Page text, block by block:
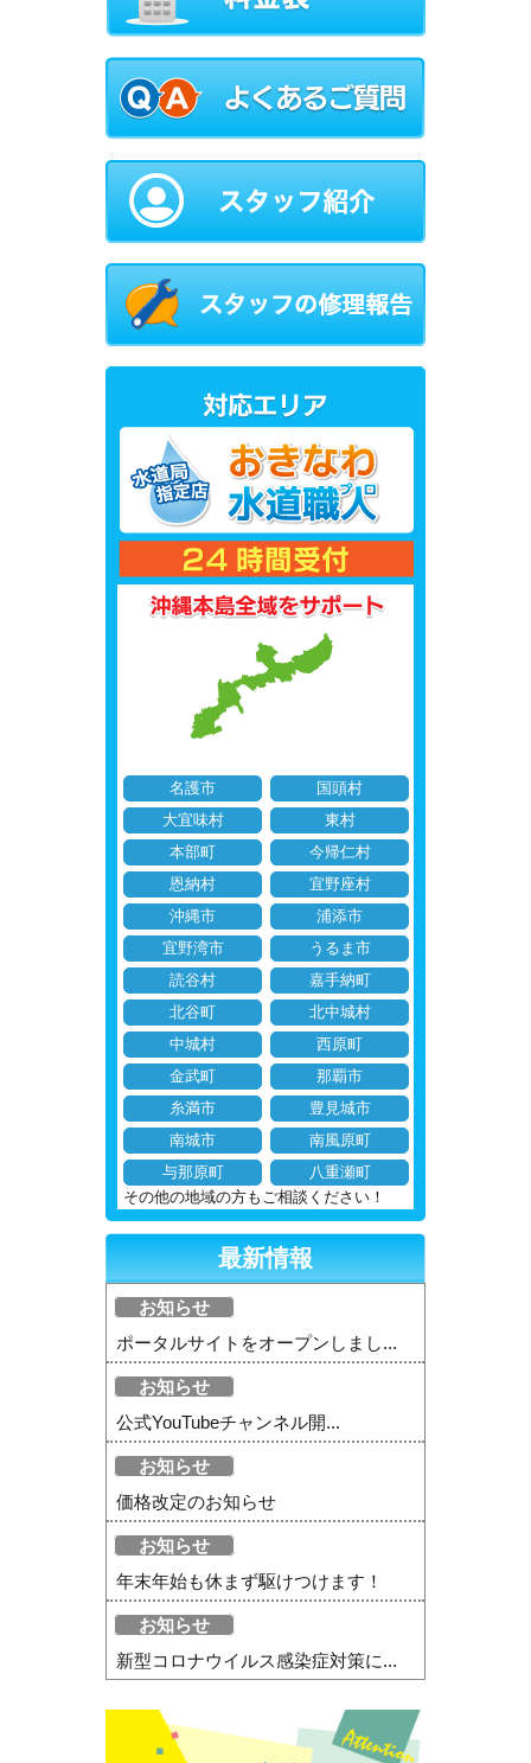
名護市
国頭村
大宜味村
東村
本部町
今帰仁村
恩納村
宜野座村
沖縄市
浦添市
宜野湾市
うるま市
読谷村
嘉手納町
北谷町
北中城村
中城村
西原町
金武町
那覇市
糸満市
豊見城市
南城市
南風原町
与那原町
八重瀬町
その他の地域の方もご相談ください！
最新情報
お知らせ
ポータルサイトをオープンしまし...
お知らせ
公式YouTubeチャンネル開...
お知らせ
価格改定のお知らせ
お知らせ
年末年始も休まず駆けつけます！
お知らせ
新型コロナウイルス感染症対策に...